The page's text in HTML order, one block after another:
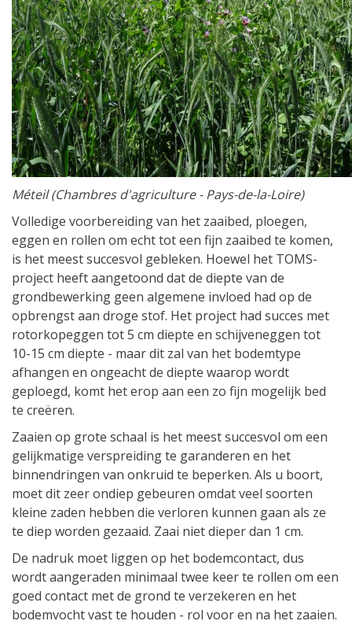
Méteil (Chambres d'agriculture - Pays-de-la-Loire)
Volledige voorbereiding van het zaaibed, ploegen,
eggen en rollen om echt tot een fijn zaaibed te komen,
is het meest succesvol gebleken. Hoewel het TOMS-
project heeft aangetoond dat de diepte van de
grondbewerking geen algemene invloed had op de
opbrengst aan droge stof. Het project had succes met
rotorkopeggen tot 5 cm diepte en schijveneggen tot
10-15 cm diepte - maar dit zal van het bodemtype
afhangen en ongeacht de diepte waarop wordt
geploegd, komt het erop aan een zo fijn mogelijk bed
te creëren.
Zaaien op grote schaal is het meest succesvol om een
gelijkmatige verspreiding te garanderen en het
binnendringen van onkruid te beperken. Als u boort,
moet dit zeer ondiep gebeuren omdat veel soorten
kleine zaden hebben die verloren kunnen gaan als ze
te diep worden gezaaid. Zaai niet dieper dan 1 cm.
De nadruk moet liggen op het bodemcontact, dus
wordt aangeraden minimaal twee keer te rollen om een
goed contact met de grond te verzekeren en het
bodemvocht vast te houden - rol voor en na het zaaien.